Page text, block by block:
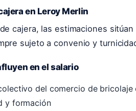
en Leroy Merlin
cajera, las estimaciones
sujeto a convenio y
en el salario
del comercio de bricolaje
y formación